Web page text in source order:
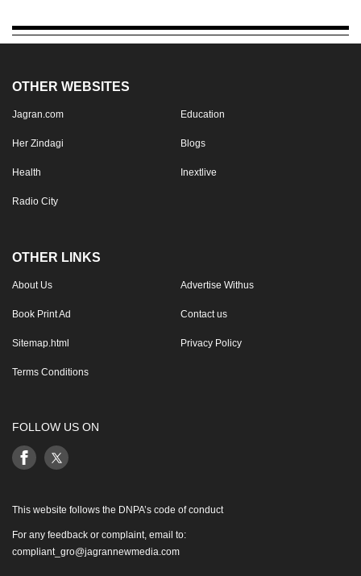
OTHER WEBSITES
Jagran.com Education
Her Zindagi Blogs
Health Inextlive
Radio City
OTHER LINKS
About Us Advertise Withus
Book Print Ad Contact us
Sitemap.html Privacy Policy
Terms Conditions
FOLLOW US ON
This website follows the DNPA’s code of conduct
For any feedback or complaint, email to:
compliant_gro@jagrannewmedia.com